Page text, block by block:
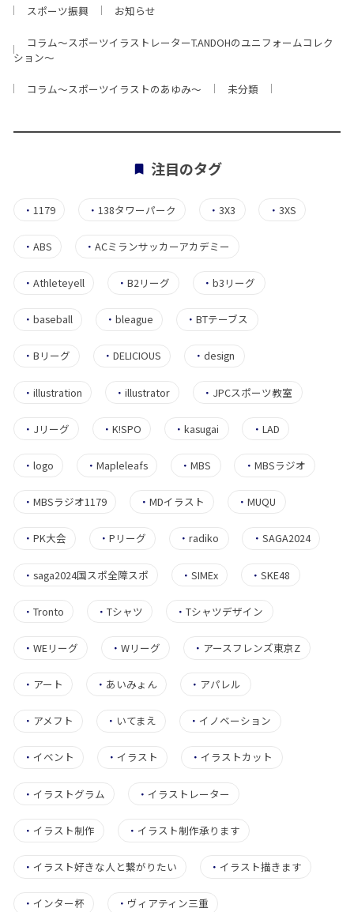
スポーツ振興 お知らせ
コラム〜スポーツイラストレーターT.ANDOHのユニフォームコレク
ション〜
コラム〜スポーツイラストのあゆみ〜 未分類
注目のタグ
・ 1179 ・ 138タワーパーク ・3X3 ・ 3XS
・ ABS ・ACミランサッカーアカデミー
・ Athleteyell ・B2リーグ ・b3リーグ
・ baseball ・bleague ・BTテーブス
・ Bリーグ ・DELICIOUS ・design
・ illustration ・illustrator ・ JPCスポーツ教室
・ Jリーグ ・K!SPO ・kasugai ・ LAD
・ logo ・Mapleleafs ・MBS ・ MBSラジオ
・ MBSラジオ1179 ・MDイラスト ・MUQU
・ PK大会 ・Pリーグ ・radiko ・ SAGA2024
・ saga2024国スポ全障スポ ・SIMEx ・SKE48
・ Tronto ・Tシャツ ・Tシャツデザイン
・ WEリーグ ・Wリーグ ・ アースフレンズ東京Z
・ アート ・ あいみょん ・ アパレル
・ アメフト ・ いてまえ ・ イノベーション
・ イベント ・ イラスト ・ イラストカット
・ イラストグラム ・ イラストレーター
・ イラスト制作 ・ イラスト制作承ります
・ イラスト好きな人と繋がりたい ・ イラスト描きます
・ インター杯 ・ ヴィアティン三重